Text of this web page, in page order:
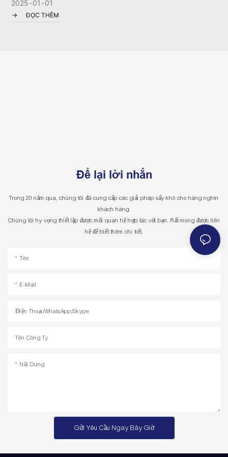
máy móc quy mô thương mại hay công nghiệp, chúng tôi đều cung cấp nhiều
loại máy sấy với công suất khác nhau để đáp ứng nhu cầu cụ thể của bạn.
2025 01 01
ĐỌC THÊM
Để lại lời nhắn
Trong 20 năm qua, chúng tôi đã cung cấp các giải pháp sấy khô cho hàng nghìn
khách hàng.
Chúng tôi hy vọng thiết lập được mối quan hệ hợp tác với bạn. Rất mong được liên
hệ để biết thêm chi tiết.
Tên
E-Mail
Điện Thoại/WhatsApp/Skype
Tên Công Ty
Nội Dung
Gửi Yêu Cầu Ngay Bây Giờ